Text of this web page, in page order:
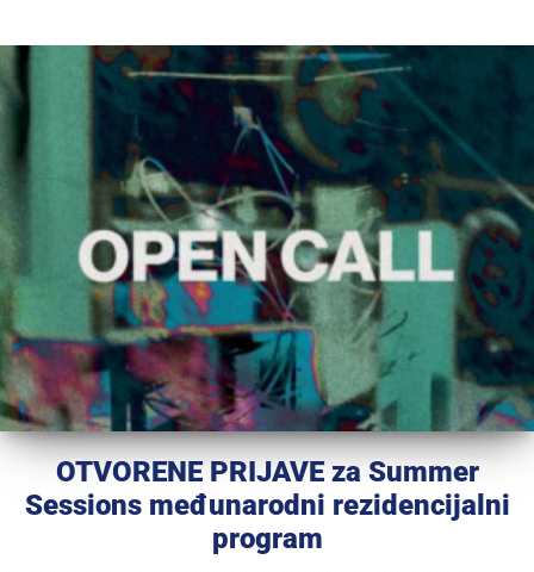
OTVORENE PRIJAVE za Summer
Sessions međunarodni rezidencijalni
program